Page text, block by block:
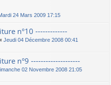
24 Mars 2009 17:15
n°10 -------------
Jeudi 04 Décembre 2008 00:41
n°9 --------------------
02 Novembre 2008 21:05